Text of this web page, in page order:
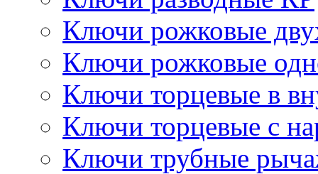
Ключи рожковые
Ключи рожковые
Ключи торцевые в
Ключи торцевые с
Ключи трубные